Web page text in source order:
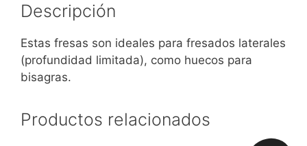
Descripción
Estas fresas son ideales para fresados laterales
(profundidad limitada), como huecos para
bisagras.
Productos relacionados